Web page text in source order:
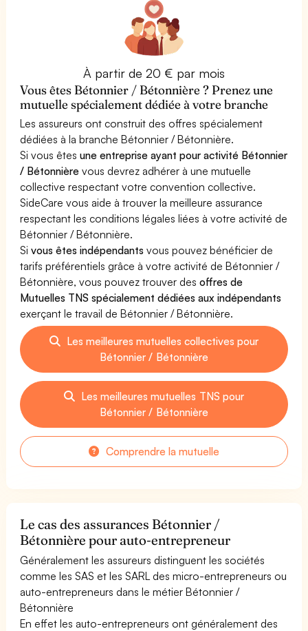
À partir de 20 € par mois
Vous êtes Bétonnier / Bétonnière ? Prenez une
mutuelle spécialement dédiée à votre branche
Les assureurs ont construit des offres spécialement
dédiées à la branche Bétonnier / Bétonnière.
Si vous êtesune entreprise ayant pour activité Bétonnier
/ Bétonnière vous devrez adhérer à une mutuelle
collective respectant votre convention collective.
SideCare vous aide à trouver la meilleure assurance
respectant les conditions légales liées à votre activité de
Bétonnier / Bétonnière.
Sivous êtes indépendants vous pouvez bénéficier de
tarifs préférentiels grâce à votre activité de Bétonnier /
Bétonnière, vous pouvez trouver desoffres de
Mutuelles TNS spécialement dédiées aux indépendants
exerçant le travail de Bétonnier / Bétonnière.
Les meilleures mutuelles collectives pour
Bétonnier / Bétonnière
Les meilleures mutuelles TNS pour
Bétonnier / Bétonnière
Comprendre la mutuelle
Le cas des assurances Bétonnier /
Bétonnière pour auto-entrepreneur
Généralement les assureurs distinguent les sociétés
comme les SAS et les SARL des micro-entrepreneurs ou
auto-entrepreneurs dans le métier Bétonnier /
Bétonnière
En effet les auto-entrepreneurs ont généralement des